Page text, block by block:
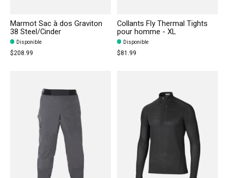
Marmot Sac à dos Graviton
38 Steel/Cinder
Disponible
$208.99
Collants Fly Thermal Tights
pour homme - XL
Disponible
$81.99